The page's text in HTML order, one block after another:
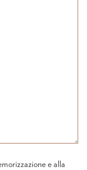
e alla